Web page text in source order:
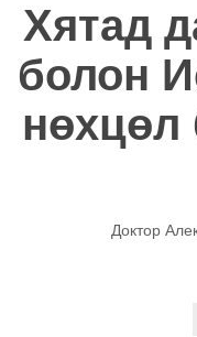
Хятад
болон
нөхцөл
Доктор